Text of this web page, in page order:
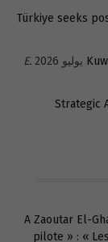
Türkiye seeks
E.
Strategic
A Zaoutar El-
pilote » : «